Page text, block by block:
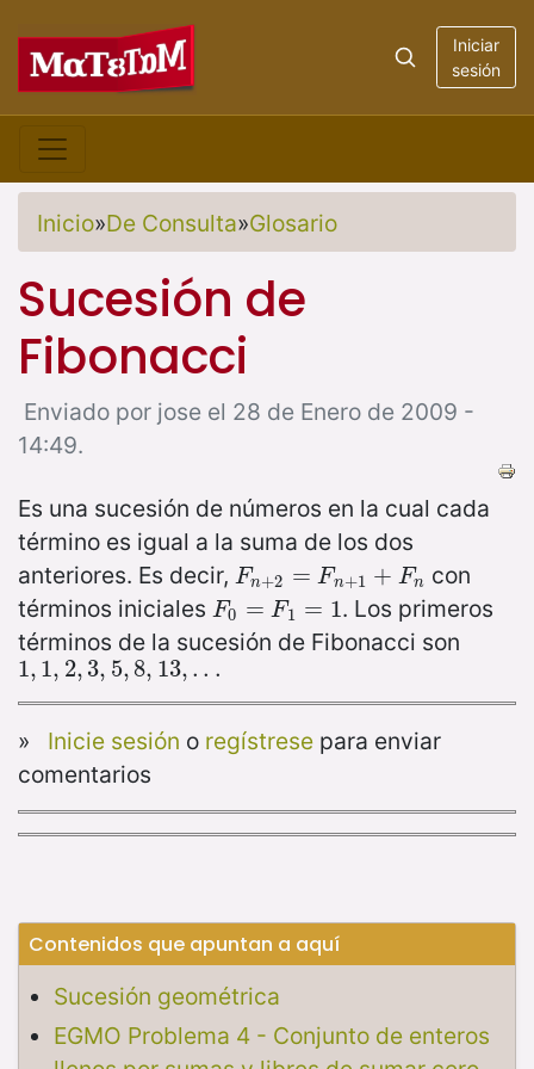
Iniciar
sesión
Inicio»De Consulta»Glosario
Sucesión de
Fibonacci
Enviado por jose el 28 de Enero de 2009 -
14:49.
Es una sucesión de números en la cual cada
término es igual a la suma de los dos
anteriores. Es decir, Fn+2 = Fn+1 + Fn
Fn+2 =Fn+1+ Fn
con
términos iniciales F0 = F1 = 1
F0 =F 1=
. Los primeros
términos de la sucesión de Fibonacci son
1, 1, 2, 3, 5, 8, 13, . . .
1,1 ,2 3, 5, 8,13, ...
» Inicie sesión o regístresepara enviar
comentarios
Contenidos que apuntan a aquí
Sucesión geométrica
EGMO Problema 4 - Conjunto de enteros